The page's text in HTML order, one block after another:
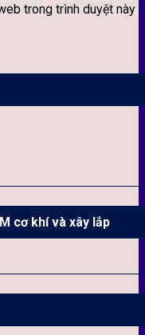
trong trình duyệt này
cơ khí và xây lắp